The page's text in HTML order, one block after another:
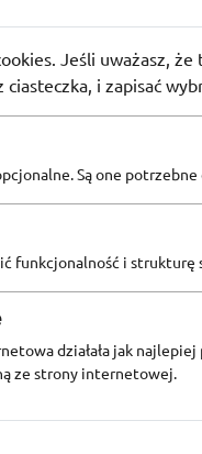
GRATIS pakiet 10
użyły KOD
KODY
Jeśli uważasz,
ciasteczka, i zapisać
Są one
funkcjonalność i
działała jak
ze strony internetowej.